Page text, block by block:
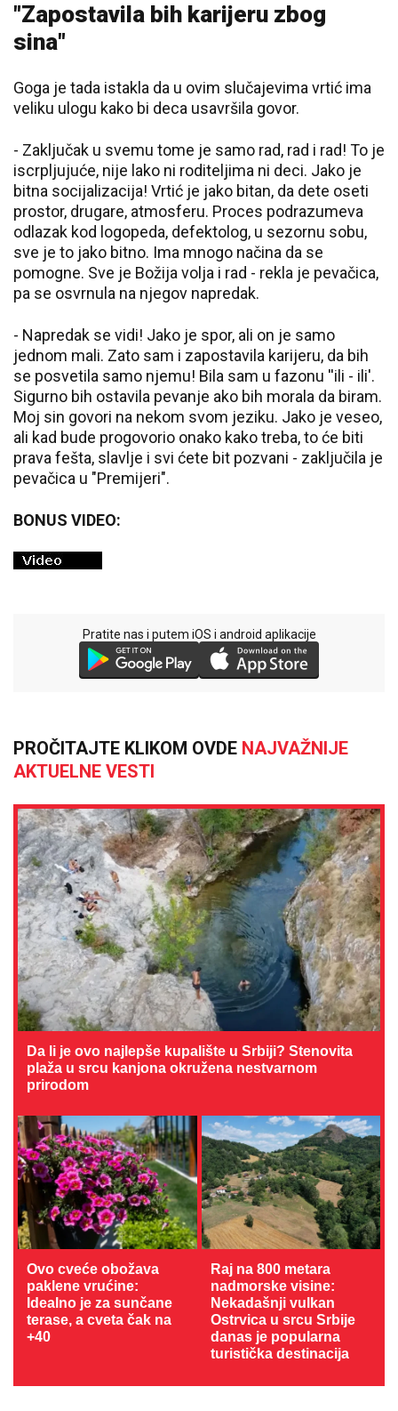
"Zapostavila bih karijeru zbog
sina"
Goga je tada istakla da u ovim slučajevima vrtić ima
veliku ulogu kako bi deca usavršila govor.
- Zaključak u svemu tome je samo rad, rad i rad! To je
iscrpljujuće, nije lako ni roditeljima ni deci. Jako je
bitna socijalizacija! Vrtić je jako bitan, da dete oseti
prostor, drugare, atmosferu. Proces podrazumeva
odlazak kod logopeda, defektolog, u sezornu sobu,
sve je to jako bitno. Ima mnogo načina da se
pomogne. Sve je Božija volja i rad - rekla je pevačica,
pa se osvrnula na njegov napredak.
- Napredak se vidi! Jako je spor, ali on je samo
jednom mali. Zato sam i zapostavila karijeru, da bih
se posvetila samo njemu! Bila sam u fazonu ''ili - ili'.
Sigurno bih ostavila pevanje ako bih morala da biram.
Moj sin govori na nekom svom jeziku. Jako je veseo,
ali kad bude progovorio onako kako treba, to će biti
prava fešta, slavlje i svi ćete bit pozvani - zaključila je
pevačica u "Premijeri".
BONUS VIDEO:
Pratite nas i putem iOS i android aplikacije
PROČITAJTE KLIKOM OVDE NAJVAŽNIJE
AKTUELNE VESTI
Da li je ovo najlepše kupalište u Srbiji? Stenovita
plaža u srcu kanjona okružena nestvarnom
prirodom
Ovo cveće obožava
paklene vrućine:
Idealno je za sunčane
terase, a cveta čak na
+40
Raj na 800 metara
nadmorske visine:
Nekadašnji vulkan
Ostrvica u srcu Srbije
danas je popularna
turistička destinacija